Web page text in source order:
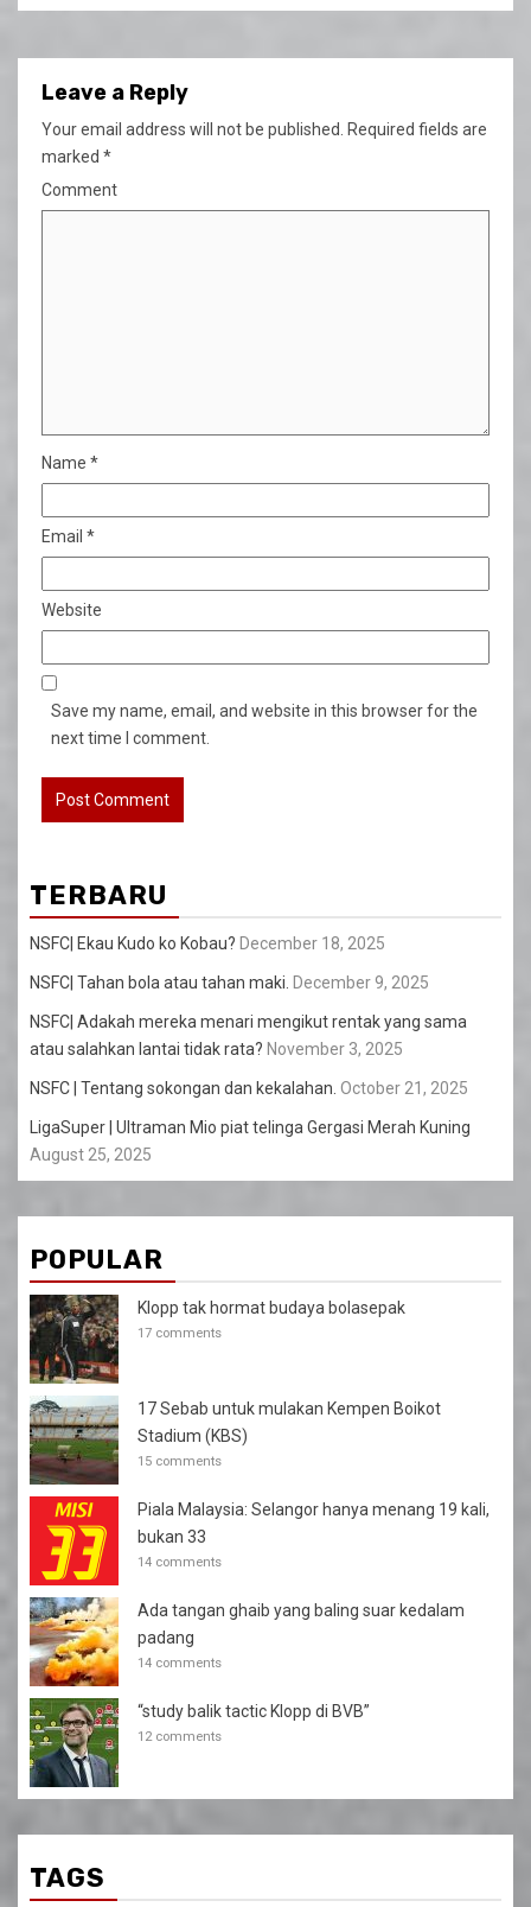
Leave a Reply
Your email address will not be published.
Required fields are
marked *
Comment
Name *
Email *
Website
Save my name, email, and website in this browser for the
next time I comment.
TERBARU
NSFC| Ekau Kudo ko Kobau? December 18, 2025
NSFC| Tahan bola atau tahan maki. December 9, 2025
NSFC| Adakah mereka menari mengikut rentak yang sama
atau salahkan lantai tidak rata? November 3, 2025
NSFC | Tentang sokongan dan kekalahan. October 21, 2025
LigaSuper | Ultraman Mio piat telinga Gergasi Merah Kuning
August 25, 2025
POPULAR
Klopp tak hormat budaya bolasepak
17 comments
17 Sebab untuk mulakan Kempen Boikot
Stadium (KBS)
15 comments
Piala Malaysia: Selangor hanya menang 19 kali,
bukan 33
14 comments
Ada tangan ghaib yang baling suar kedalam
padang
14 comments
“study balik tactic Klopp di BVB”
12 comments
TAGS